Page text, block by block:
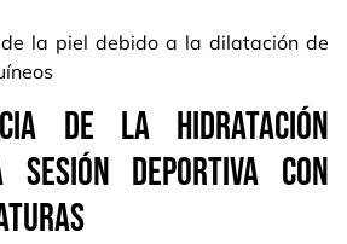
la piel debido a la dilatación de
de la hidratación
sesión deportiva con